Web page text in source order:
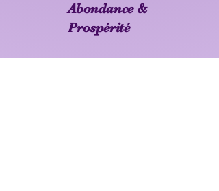
Abondance &
Prospérité